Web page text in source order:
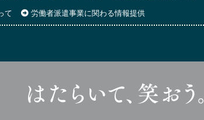
て 労働者派遣事業に関わる情報提供